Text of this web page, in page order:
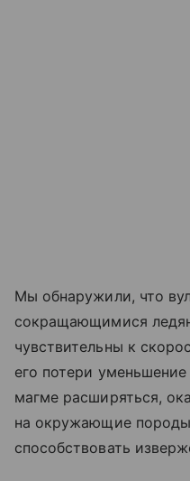
Мы обнаружили, что
сокращающимися
чувствительны к
его потери уменьшение
магме расширяться,
на окружающие
способствовать